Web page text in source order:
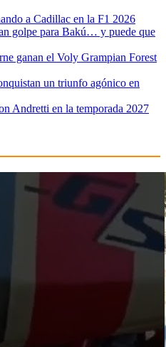
a Cadillac en la F1 2026
golpe para Bakú… y puede que
ganan el Voly Grampian Forest
un triunfo agónico en
Andretti en la temporada 2027